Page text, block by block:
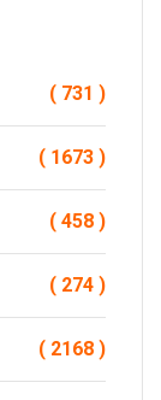
( 731 )
( 1673 )
( 458 )
( 274 )
( 2168 )